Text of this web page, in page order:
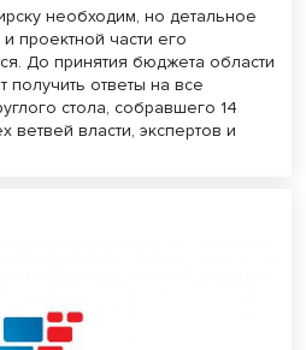
необходим, но детальное
проектной части его
До принятия бюджета области
получить ответы на все
стола, собравшего 14
ветвей власти, экспертов и